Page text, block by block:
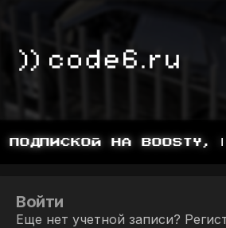
НА BOOSTY,
Войти
Еще нет учетной записи?